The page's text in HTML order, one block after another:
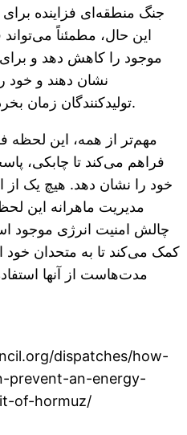
جنگ منطقه‌ای فزاینده برای
این حال، مطمئناً می‌تواند
موجود را کاهش دهد و برای
نشان دهند و خود
تولیدکنندگان زمان بخرد تا منابع جایگزین را پیدا کنند.
مهم‌تر از همه، این لحظه
فراهم می‌کند تا چابکی،
خود را نشان دهد. هیچ یک از
مدیریت ماهرانه این
چالش امنیت انرژی موجود
کمک می‌کند تا به متحدان خود
مدت‌هاست از آنها
dispatches/how-
prevent-an-energy-
of-hormuz/